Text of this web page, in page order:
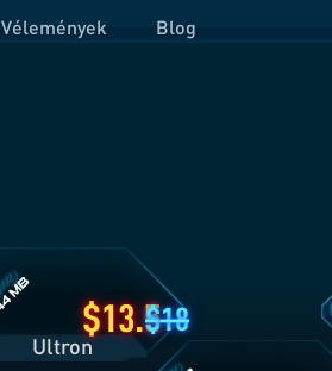
Vélemények Blog
13.518
Ultron